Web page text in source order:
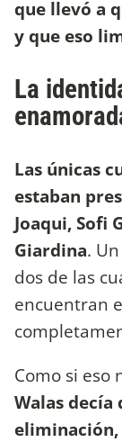
que llevó a
y que eso
La
Las únicas
estaban
Joaqui, Sofi
Giardina.
dos de las
encuentran
Como si eso
Walas decía
eliminación,